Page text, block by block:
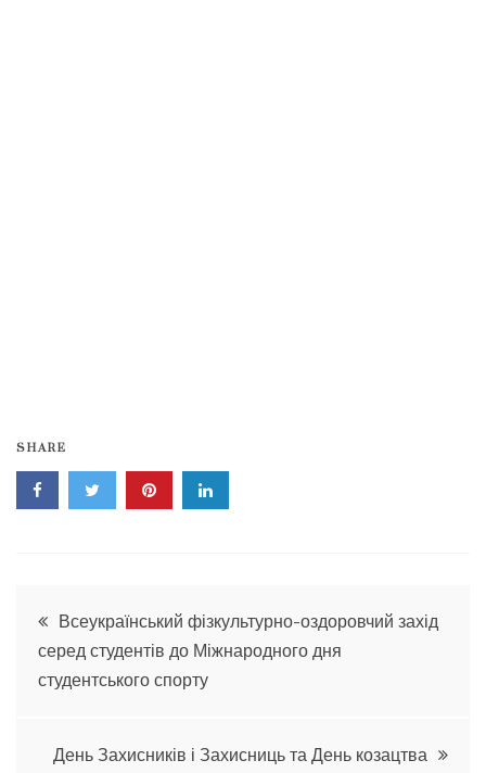
SHARE
Навігація
записів
Всеукраїнський фізкультурно-оздоровчий захід
серед студентів до Міжнародного дня
студентського спорту
День Захисників і Захисниць та День козацтва